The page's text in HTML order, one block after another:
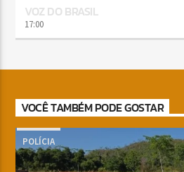
VOZ DO BRASIL
17:00
VOCÊ TAMBÉM PODE GOSTAR
POLÍCIA